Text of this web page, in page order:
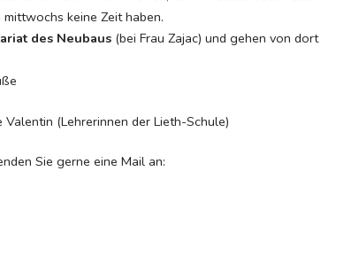
keine Zeit haben.
des Neubaus(bei Frau Zajac) und gehen von dort
(Lehrerinnen der Lieth-Schule)
Sie gerne eine Mail an: